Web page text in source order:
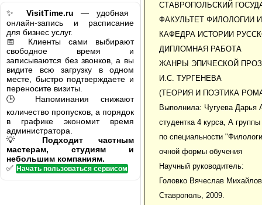
✨ VisitTime.ru — удобная
онлайн-запись и расписание
для бизнес услуг.
📅 Клиенты сами выбирают
свободное время и
записываются без звонков, а вы
видите всю загрузку в одном
месте, быстро подтверждаете и
переносите визиты.
🕒 Напоминания снижают
количество пропусков, а порядок
в графике экономит время
администратора.
💡 Подходит частным
мастерам, студиям и
небольшим компаниям.
✅ Начать пользоваться сервисом
СТАВРОПОЛЬСКИЙ
ФАКУЛЬТЕТ ФИЛОЛОГИИ
КАФЕДРА ИСТОРИИ
ДИПЛОМНАЯ РАБОТА
ЖАНРЫ ЭПИЧЕСКОЙ
И.С. ТУРГЕНЕВА
(ТЕОРИЯ И ПОЭТИКА
Выполнила: Чугуева Дарья
студентка 4 курса, А группы
по специальности
очной формы обучения
Научный руководитель:
Головко Вячеслав
Ставрополь, 2009.